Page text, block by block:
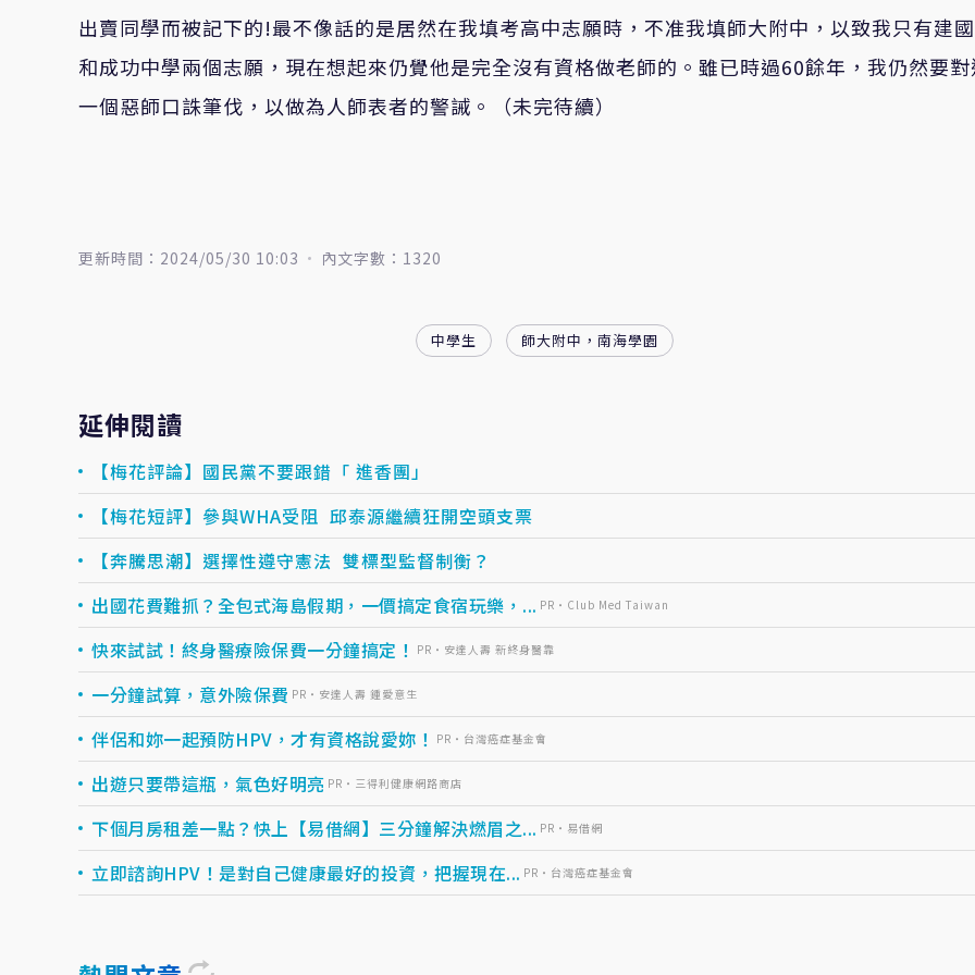
出賣同學而被記下的!最不像話的是居然在我填考高中志願時，不准我填師大附中，以致我只有建
和成功中學兩個志願，現在想起來仍覺他是完全沒有資格做老師的。雖已時過60餘年，我仍然要
一個惡師口誅筆伐，以做為人師表者的警誡。（未完待續）
更新時間：2024/05/30 10:03 內文字數：1320
中學生 師大附中，南海學園
延伸閱讀
【梅花評論】國民黨不要跟錯「 進香團」
【梅花短評】參與WHA受阻 邱泰源繼續狂開空頭支票
【奔騰思潮】選擇性遵守憲法 雙標型監督制衡？
出國花費難抓？全包式海島假期，一價搞定食宿玩樂，... PR・Club Med Taiwan
快來試試！終身醫療險保費一分鐘搞定！ PR・安達人壽 新終身醫靠
一分鐘試算，意外險保費 PR・安達人壽 鍾愛意生
伴侶和妳一起預防HPV，才有資格說愛妳！ PR・台灣癌症基金會
出遊只要帶這瓶，氣色好明亮 PR・三得利健康網路商店
下個月房租差一點？快上【易借網】三分鐘解決燃眉之... PR・易借網
立即諮詢HPV！是對自己健康最好的投資，把握現在... PR・台灣癌症基金會